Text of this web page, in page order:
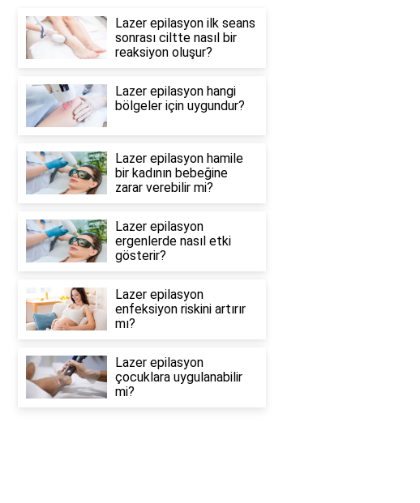
Lazer epilasyon ilk seans
sonrası ciltte nasıl bir
reaksiyon oluşur?
Lazer epilasyon hangi
bölgeler için uygundur?
Lazer epilasyon hamile
bir kadının bebeğine
zarar verebilir mi?
Lazer epilasyon
ergenlerde nasıl etki
gösterir?
Lazer epilasyon
enfeksiyon riskini artırır
mı?
Lazer epilasyon
çocuklara uygulanabilir
mi?